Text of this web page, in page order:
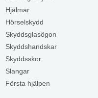
Hjälmar
Hörselskydd
Skyddsglasögon
Skyddshandskar
Skyddsskor
Slangar
Första hjälpen